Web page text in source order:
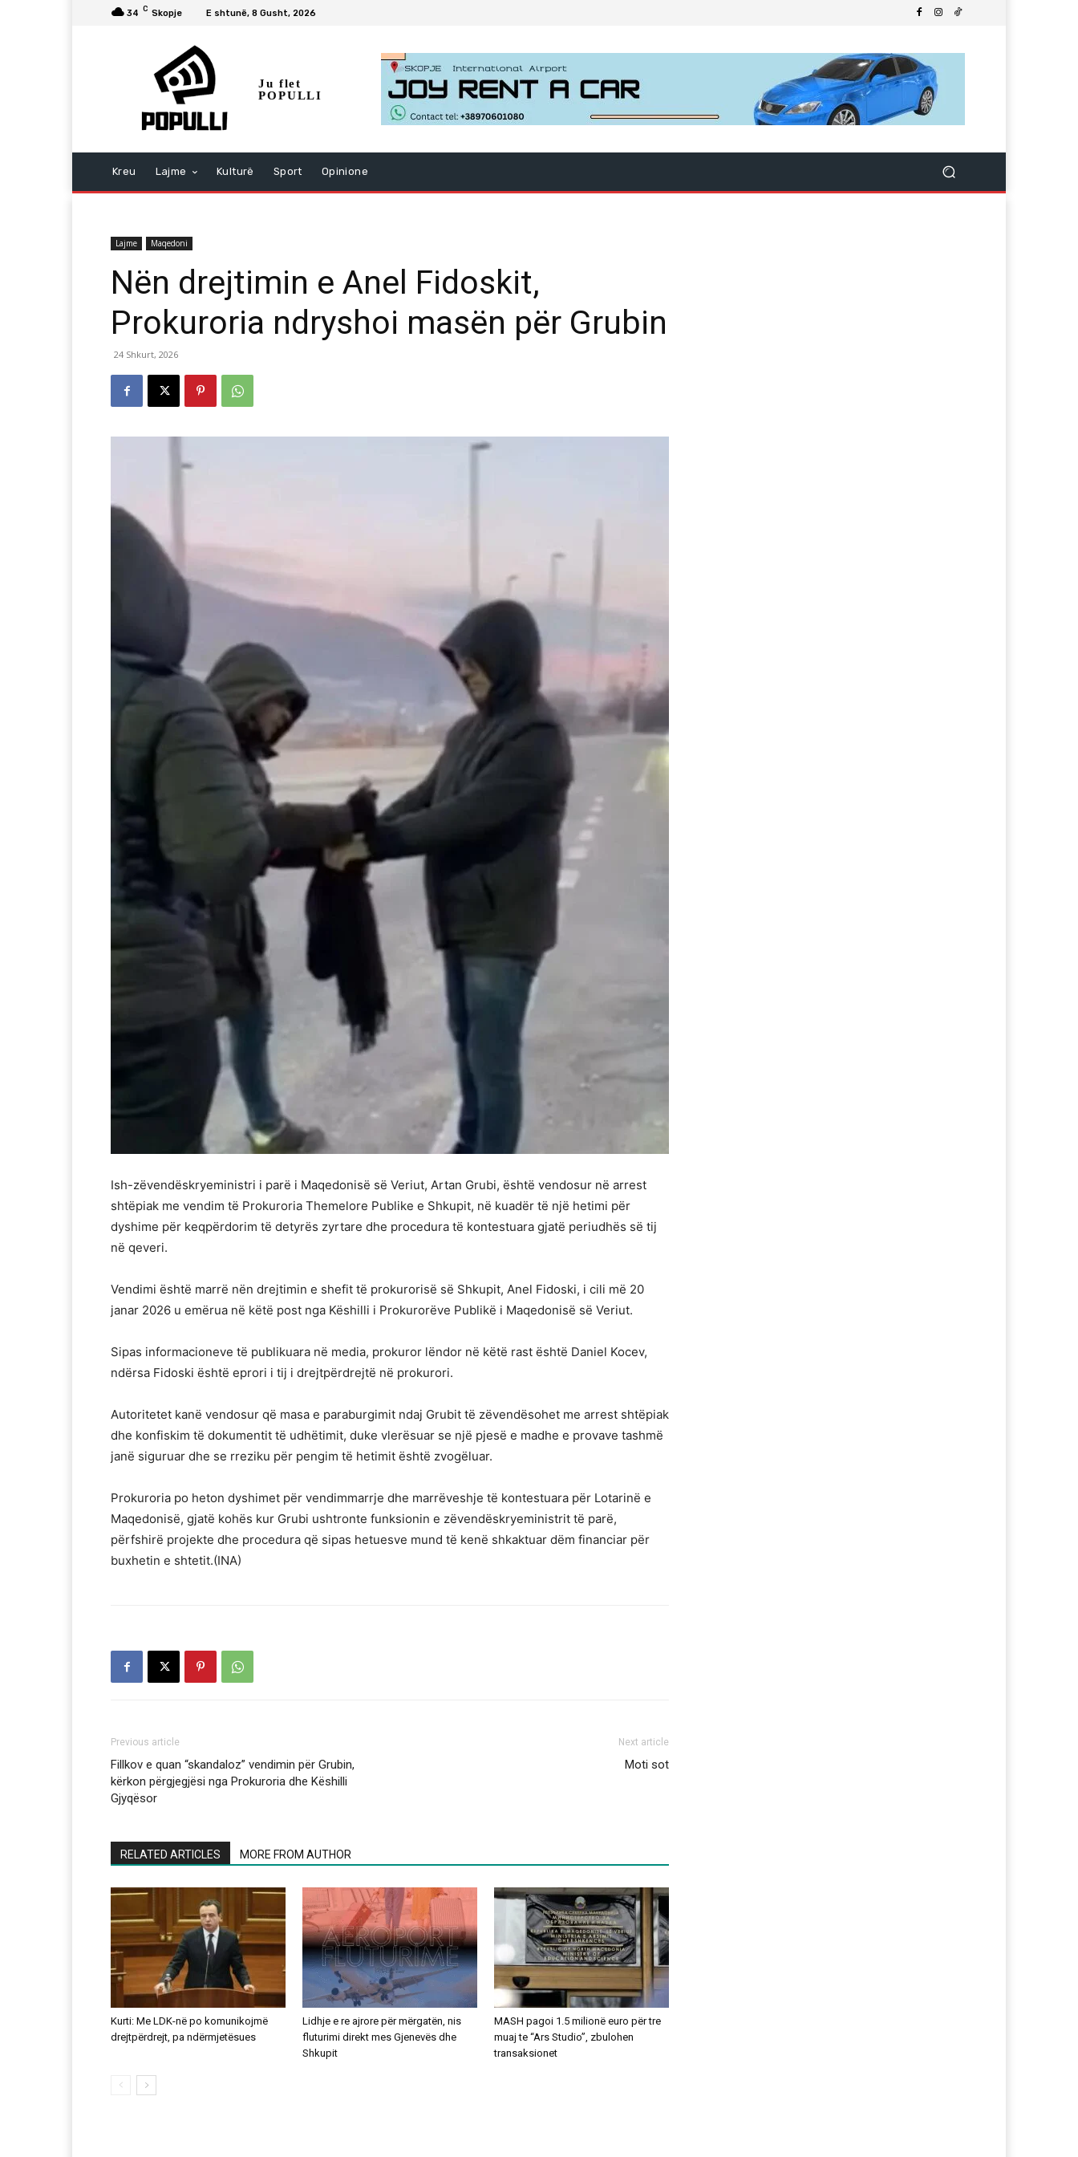
34 C Skopje E shtunë, 8 Gusht, 2026
Ju flet
POPULLI
Kreu Lajme Kulturë Sport Opinione
Lajme Maqedoni
Nën drejtimin e Anel Fidoskit,
Prokuroria ndryshoi masën për Grubin
24 Shkurt, 2026
Ish-zëvendëskryeministri i parë i Maqedonisë së Veriut, Artan Grubi, është vendosur në arrest
shtëpiak me vendim të Prokuroria Themelore Publike e Shkupit, në kuadër të një hetimi për
dyshime për keqpërdorim të detyrës zyrtare dhe procedura të kontestuara gjatë periudhës së tij
në qeveri.
Vendimi është marrë nën drejtimin e shefit të prokurorisë së Shkupit, Anel Fidoski, i cili më 20
janar 2026 u emërua në këtë post nga Këshilli i Prokurorëve Publikë i Maqedonisë së Veriut.
Sipas informacioneve të publikuara në media, prokuror lëndor në këtë rast është Daniel Kocev,
ndërsa Fidoski është eprori i tij i drejtpërdrejtë në prokurori.
Autoritetet kanë vendosur që masa e paraburgimit ndaj Grubit të zëvendësohet me arrest shtëpiak
dhe konfiskim të dokumentit të udhëtimit, duke vlerësuar se një pjesë e madhe e provave tashmë
janë siguruar dhe se rreziku për pengim të hetimit është zvogëluar.
Prokuroria po heton dyshimet për vendimmarrje dhe marrëveshje të kontestuara për Lotarinë e
Maqedonisë, gjatë kohës kur Grubi ushtronte funksionin e zëvendëskryeministrit të parë,
përfshirë projekte dhe procedura që sipas hetuesve mund të kenë shkaktuar dëm financiar për
buxhetin e shtetit.(INA)
Previous article
Fillkov e quan “skandaloz” vendimin për Grubin,
kërkon përgjegjësi nga Prokuroria dhe Këshilli
Gjyqësor
Next article
Moti sot
RELATED ARTICLES MORE FROM AUTHOR
Kurti: Me LDK-në po komunikojmë
drejtpërdrejt, pa ndërmjetësues
Lidhje e re ajrore për mërgatën, nis
fluturimi direkt mes Gjenevës dhe
Shkupit
MASH pagoi 1.5 milionë euro për tre
muaj te “Ars Studio”, zbulohen
transaksionet